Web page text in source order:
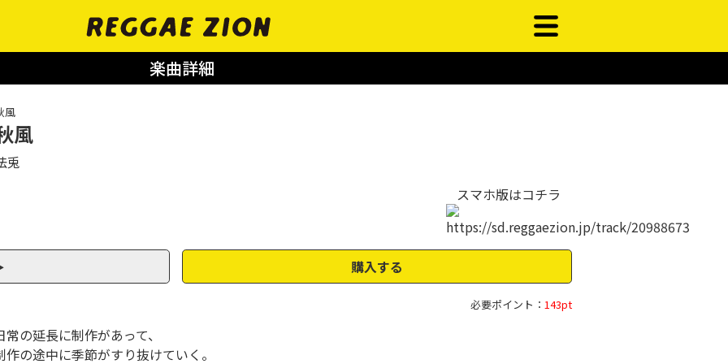
楽曲詳細
風
風
兎
スマホ版はコチラ
購入する
必要ポイント： 143pt
常の延長に制作があって、
作の途中に季節がすり抜けていく。